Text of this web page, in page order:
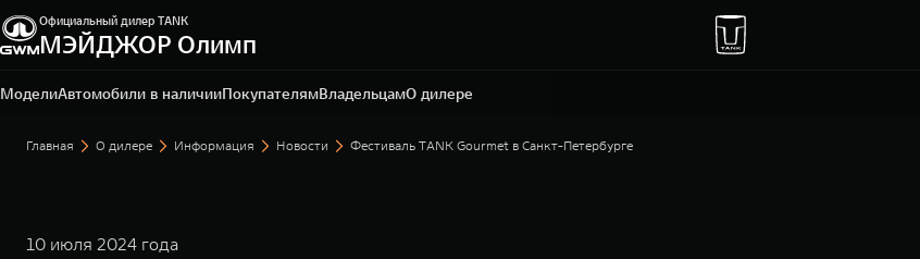
Официальный дилер TANK
МЭЙДЖОР Олимп
МоделиАвтомобили в наличииПокупателямВладельцамО дилере
Санкт-Петербург, ул. Исполкомская, д. 15 А
+7 (812) 565-64-29
Главная О дилере Информация Новости Фестиваль TANK Gourmet в Санкт-Петербурге
10 июля 2024 года